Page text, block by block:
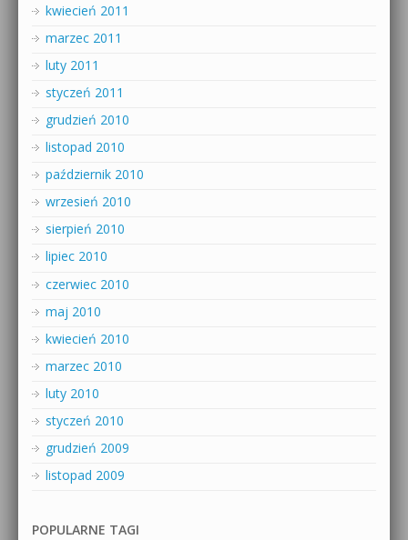
kwiecień 2011
marzec 2011
luty 2011
styczeń 2011
grudzień 2010
listopad 2010
październik 2010
wrzesień 2010
sierpień 2010
lipiec 2010
czerwiec 2010
maj 2010
kwiecień 2010
marzec 2010
luty 2010
styczeń 2010
grudzień 2009
listopad 2009
POPULARNE TAGI